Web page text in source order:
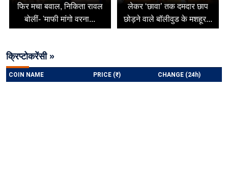
फिर मचा बवाल, निकिता रावल
बोलीं- 'माफी मांगो वरना...
लेकर ‘छावा’ तक दमदार छाप
छोड़ने वाले बॉलीवुड के मशहूर...
क्रिप्टोकरेंसी »